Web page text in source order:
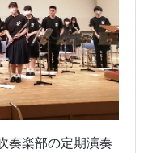
奏楽部の定期演奏